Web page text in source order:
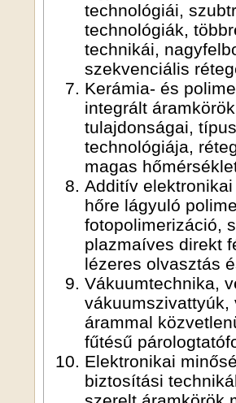
technológiái,
technológiák,
technikái,
szekvenciális
Kerámia- és
integrált
tulajdonságai,
technológiája,
magas
Additív
hőre lágyuló
fotopolimerizáció,
plazmaíves direkt
lézeres olvasztás
Vákuumtechnika,
vákuumszivattyúk,
árammal
fűtésű
Elektronikai
biztosítási